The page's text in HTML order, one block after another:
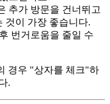
추가 방문을 건너뛰고
것이 가장 좋습니다.
번거로움을 줄일 수
경우 "상자를 체크"하
.